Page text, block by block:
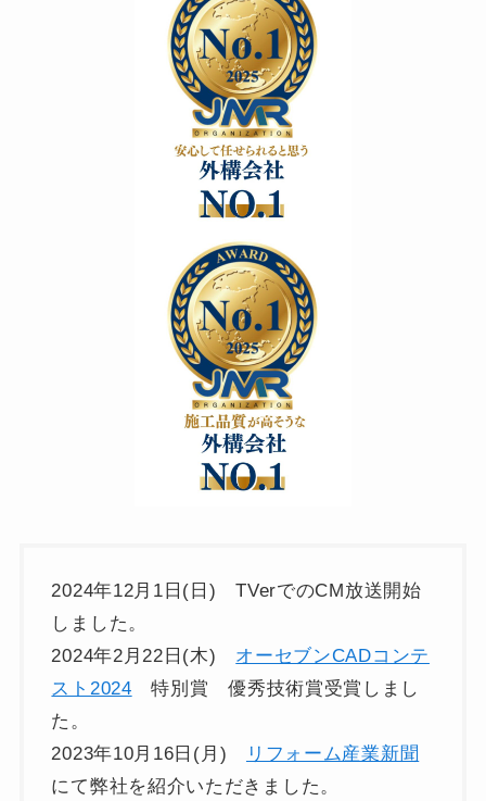
2024年12月1日(日) TVerでのCM放送開始
しました。
2024年2月22日(木) オーセブンCADコンテ
スト2024 特別賞 優秀技術賞受賞しまし
た。
2023年10月16日(月)
リフォーム産業新聞
にて弊社を紹介いただきました。